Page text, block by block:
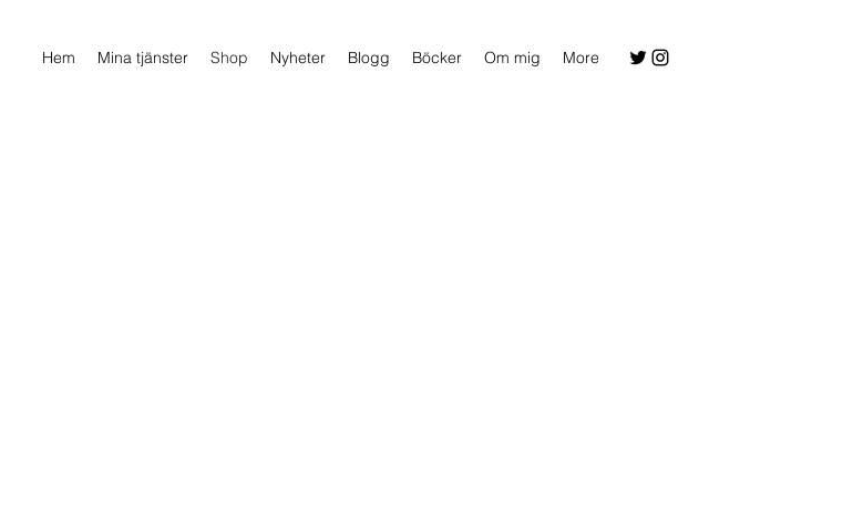
Hem Mina tjänster Shop Nyheter Blogg Böcker Om mig More